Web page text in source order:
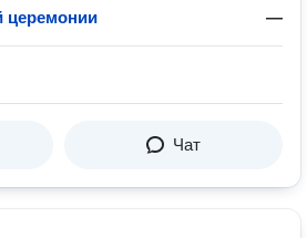
церемонии —
Чат